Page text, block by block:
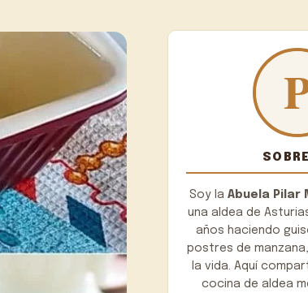
Soy la Abuela Pilar
una aldea de
años haciendo
postres de
la vida. Aquí
cocina de aldea